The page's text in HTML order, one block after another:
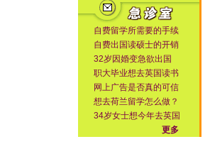
自费留学所需要的手续
自费出国读硕士的开销
32岁因婚变急欲出国
职大毕业想去英国读书
网上广告是否真的可信
想去荷兰留学怎么做？
34岁女士想今年去英国
更多